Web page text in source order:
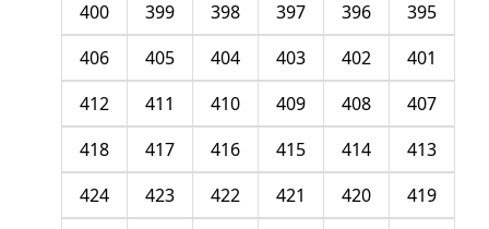
395
396
397
398
399
400
401
402
403
404
405
406
407
408
409
410
411
412
413
414
415
416
417
418
419
420
421
422
423
424